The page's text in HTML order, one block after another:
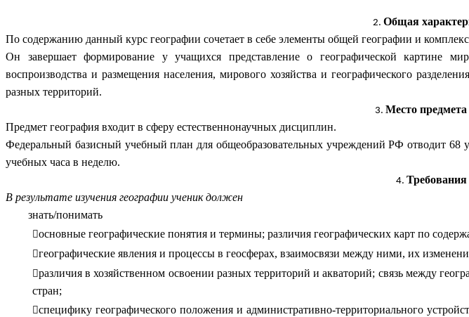
Общая
По содержанию данный курс географии сочетает в себе элементы общей географии и
Он завершает формирование у учащихся представление о географической картине
воспроизводства и размещения населения, мирового хозяйства и географического
разных территорий.
Место
Предмет география входит в сферу естественнонаучных дисциплин.
Федеральный базисный учебный план для общеобразовательных учреждений РФ отводит 68
учебных часа в неделю.
В результате изучения географии ученик должен
знать/понимать
основные географические понятия и термины; различия географических карт по
географические явления и процессы в геосферах, взаимосвязи между ними, их
различия в хозяйственном освоении разных территорий и акваторий; связь между
стран;
специфику географического положения и административно-территориального